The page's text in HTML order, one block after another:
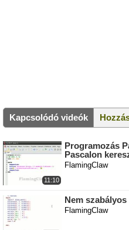
Kapcsolódó videók
11:10
Programozás
Pascalon
FlamingClaw
Nem
FlamingClaw